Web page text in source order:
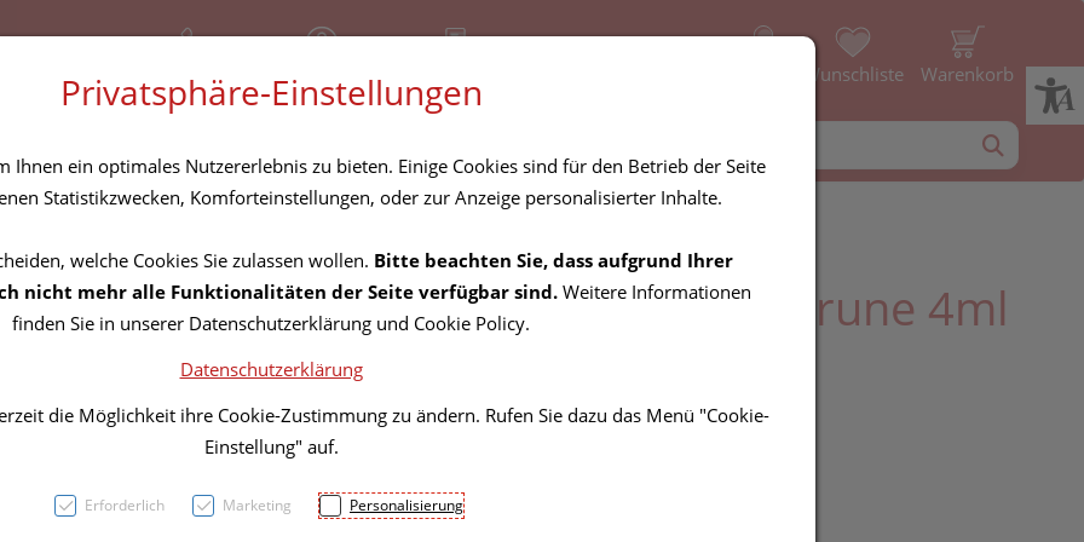
+43 (01) 3683167 Geschlossen Wunschliste Warenkorb
Vitry Nagellacke : Prune 4ml
7,60 EUR
Privatsphäre-Einstellungen
Ihnen ein optimales Nutzererlebnis zu bieten. Einige Cookies sind für den Betrieb der Seite
Statistikzwecken, Komforteinstellungen, oder zur Anzeige personalisierter Inhalte.
welche Cookies Sie zulassen wollen. Bitte beachten Sie, dass aufgrund Ihrer
nicht mehr alle Funktionalitäten der Seite verfügbar sind. Weitere Informationen
finden Sie in unserer Datenschutzerklärung und Cookie Policy.
Datenschutzerklärung
die Möglichkeit ihre Cookie-Zustimmung zu ändern. Rufen Sie dazu das Menü "Cookie-
Einstellung" auf.
Erforderlich Marketing Personalisierung